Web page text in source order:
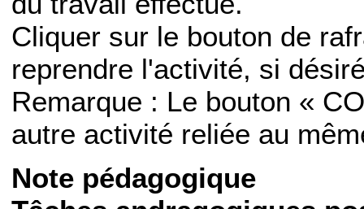
Cliquer sur le bouton de
reprendre l'activité, si
Remarque : Le bouton «
autre activité reliée au
Note pédagogique